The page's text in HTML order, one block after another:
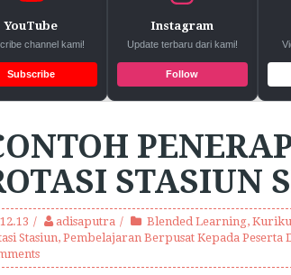
YouTube
channel kami!
Subscribe
Instagram
Update terbaru dari kami!
Follow
STASIUN
12.13 adisaputra Blended Learning,
Stasiun, Pembelajaran Berpusat Kepada Peserta